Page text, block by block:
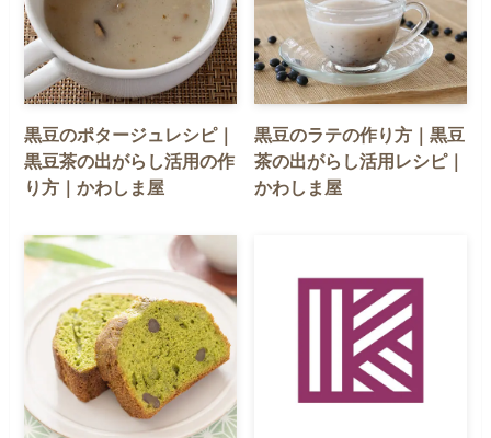
黒豆のポタージュレシピ｜
黒豆茶の出がらし活用の作
り方｜かわしま屋
黒豆のラテの作り方｜黒豆
茶の出がらし活用レシピ｜
かわしま屋